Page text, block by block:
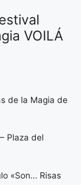
VOILÁ
de la Magia de
Plaza del
«Son… Risas